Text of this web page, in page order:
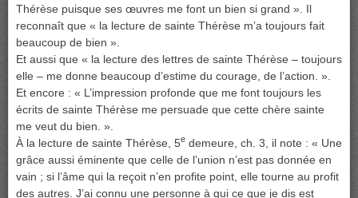
Thérèse puisque ses œuvres me font un bien si grand ». Il
reconnaît que « la lecture de sainte Thérèse m’a toujours fait
beaucoup de bien ».
Et aussi que « la lecture des lettres de sainte Thérèse – toujours
elle – me donne beaucoup d’estime du courage, de l’action. ».
Et encore : « L’impression profonde que me font toujours les
écrits de sainte Thérèse me persuade que cette chère sainte
me veut du bien. ».
À la lecture de sainte Thérèse, 5e demeure, ch. 3, il note : « Une
grâce aussi éminente que celle de l’union n’est pas donnée en
vain ; si l’âme qui la reçoit n’en profite point, elle tourne au profit
des autres. J’ai connu une personne à qui ce que je dis est